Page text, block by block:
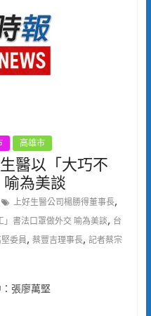
高雄市
醫以「大巧不
為美談
上好生醫公司楊勝得董事長,
書法口罩做外交 喻為美談, 台
委員, 蔡豐吉理事長, 記者蔡宗
張廖萬堅